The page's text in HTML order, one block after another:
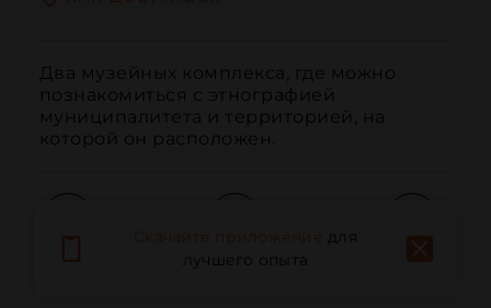
Два музейных комплекса, где можно
познакомиться с этнографией
муниципалитета и территорией, на
которой он расположен.
Электронная почта
для
лучшего опыта